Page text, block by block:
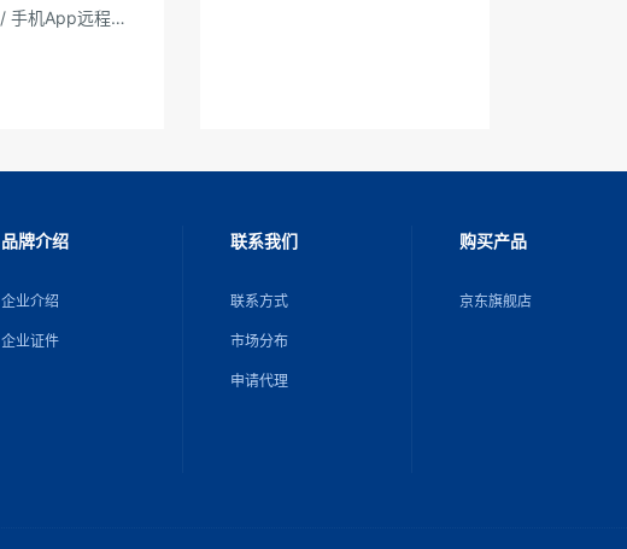
手机App远程操
品牌介绍
企业介绍
企业证件
联系我们
联系方式
市场分布
申请代理
购买产品
京东旗舰店